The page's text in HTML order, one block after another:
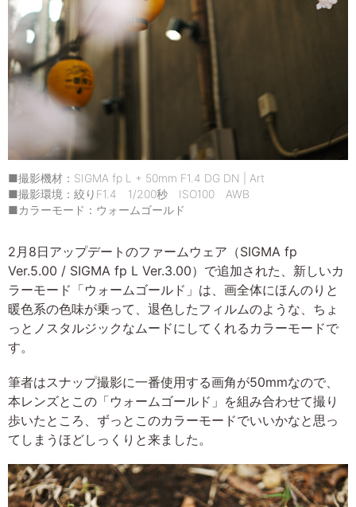
■撮影機材：SIGMA fp L + 50mm F1.4 DG DN | Art
■撮影環境：絞りF1.4 1/200秒 ISO100 AWB
■カラーモード：ウォームゴールド
2月8日アップデートのファームウェア（SIGMA fp
Ver.5.00 / SIGMA fp L Ver.3.00）で追加された、新しいカ
ラーモード「ウォームゴールド」は、画全体にほんのりと
暖色系の色味が乗って、退色したフィルムのような、ちょ
っとノスタルジックなムードにしてくれるカラーモードで
す。
筆者はスナップ撮影に一番使用する画角が50mmなので、
本レンズとこの「ウォームゴールド」を組み合わせて撮り
歩いたところ、ずっとこのカラーモードでいいかなと思っ
てしまうほどしっくりと来ました。